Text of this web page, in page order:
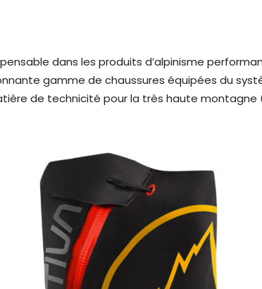
dans les produits d’alpinisme
gamme de chaussures équipées du
de technicité pour la très haute